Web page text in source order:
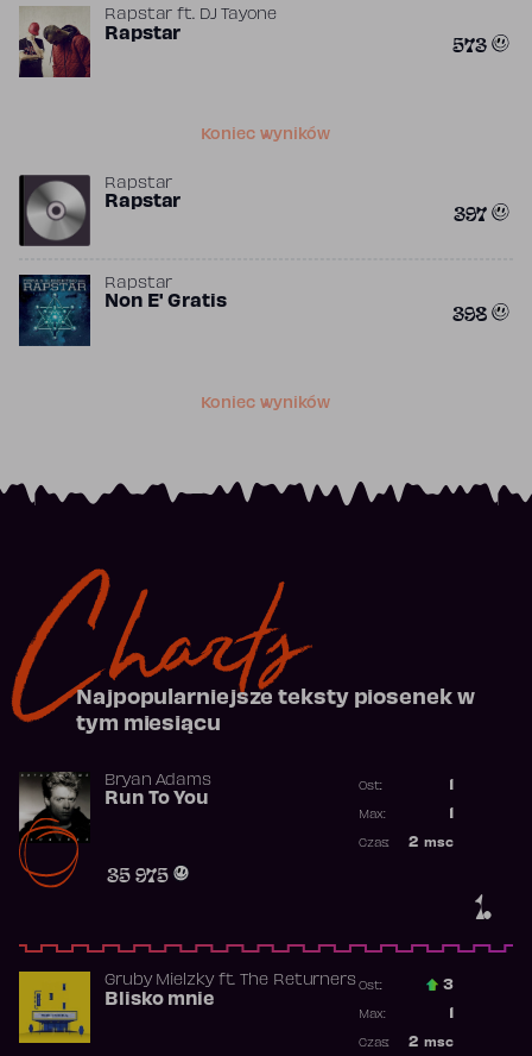
Rapstar ft. DJ Tayone
Rapstar 573
Koniec wyników
Rapstar
Rapstar 397
Rapstar
Non E' Gratis 398
Koniec wyników
Charts
Najpopularniejsze teksty piosenek w
tym miesiącu
1.
Bryan Adams
Run To You
35 975
Ost.:
Max:
2 msc
Czas:
Gruby Mielzkyft. The Returners
Blisko mnie
Ost.: 3
Max:
2 msc
Czas: